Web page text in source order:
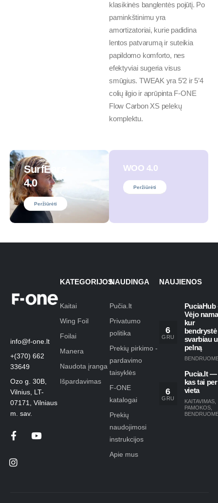
klasikinės banglentės pojūtį. Po
paminkštinimu yra
amortizatoriai, kurie padidina
lentos patvarumą ir suteikia
papildomo komforto, nes
efektyviai sugeria visus
smūgius. TWEAK yra 5’2 ir 5’4
colių ilgio ir aprūpinta F-ONE
Flow Carbon XS pelekų
komplektu.
SurfEars
4.0
Peržiūrėti
WOO 4.0
Peržiūrėti
info@f-one.lt
+(370) 662
33649
Ozo g. 30B,
Vilnius, LT-
07171, Vilniaus
m. sav.
KATEGORIJOS
Kaitai
Wing Foil
Foilai
Manera
Naudota įranga
Išpardavimas
NAUDINGA
Pučia.lt
Privatumo
politika
Prekių pirkimo -
pardavimo
taisyklės
F-ONE
katalogai
Prekių
naudojimosi
instrukcijos
Apie mus
NAUJIENOS
6
GRU
PuciaHub
Vėjo
kur
bendrystė
svarbiau
pelną
6
GRU
Pucia.lt —
kas tai per
vieta
KAITAVIMAS,
PAMOKOS,